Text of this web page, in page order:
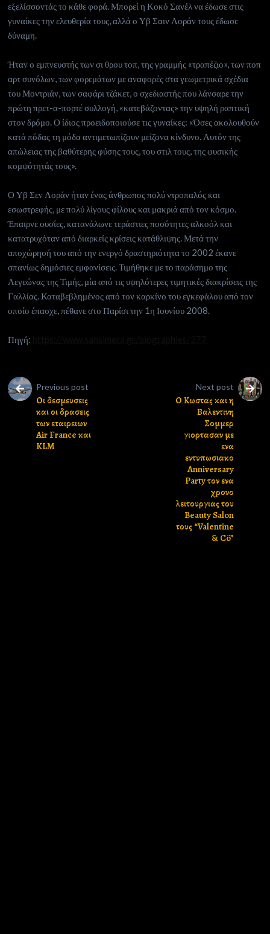
εξελίσσοντάς το κάθε φορά. Μπορεί η Κοκό Σανέλ να έδωσε στις
γυναίκες την ελευθερία τους, αλλά ο Υβ Σαιν Λοράν τους έδωσε
δύναμη.
Ήταν ο εμπνευστής των σι θρου τοπ, της γραμμής «τραπέζιο», των ποπ
αρτ συνόλων, των φορεμάτων με αναφορές στα γεωμετρικά σχέδια
του Μοντριάν, των σαφάρι τζάκετ, ο σχεδιαστής που λάνσαρε την
πρώτη πρετ-α-πορτέ συλλογή, «κατεβάζοντας» την υψηλή ραπτική
στον δρόμο. Ο ίδιος προειδοποιούσε τις γυναίκες: «Όσες ακολουθούν
κατά πόδας τη μόδα αντιμετωπίζουν μείζονα κίνδυνο. Αυτόν της
απώλειας της βαθύτερης φύσης τους, του στιλ τους, της φυσικής
κομψότητάς τους».
Ο Υβ Σεν Λοράν ήταν ένας άνθρωπος πολύ ντροπαλός και
εσωστρεφής, με πολύ λίγους φίλους και μακριά από τον κόσμο.
Έπαιρνε ουσίες, κατανάλωνε τεράστιες ποσότητες αλκοόλ και
κατατρυχόταν από διαρκείς κρίσεις κατάθλιψης. Μετά την
αποχώρησή του από την ενεργό δραστηριότητα το 2002 έκανε
σπανίως δημόσιες εμφανίσεις. Τιμήθηκε με το παράσημο της
Λεγεώνας της Τιμής, μία από τις υψηλότερες τιμητικές διακρίσεις της
Γαλλίας. Καταβεβλημένος από τον καρκίνο του εγκεφάλου από τον
οποίο έπασχε, πέθανε στο Παρίσι την 1η Ιουνίου 2008.
Πηγή:
Previous post
Οι δεσμευσεις
και οι δρασεις
των εταιρειων
Air France και
KLM
Next post
Ο Κωστας και η
Βαλεντινη
Σομμερ
γιορτασαν με
ενα
εντυπωσιακο
Anniversary
Party τον ενα
χρονο
λειτουργιας του
Beauty Salon
τους “Valentine
& Cö”